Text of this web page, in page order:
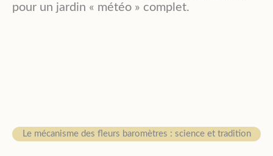
pour un jardin « météo » complet.
Le mécanisme des fleurs baromètres : science et tradition